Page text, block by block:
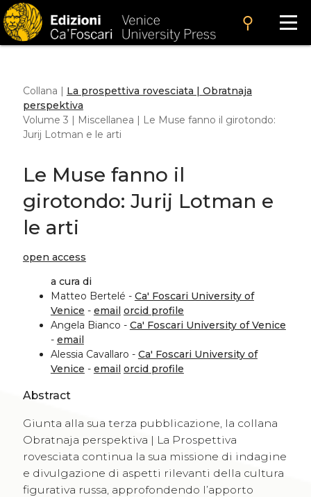
search
Collana | La prospettiva rovesciata | Obratnaja
perspektiva
Volume 3 | Miscellanea | Le Muse fanno il girotondo:
Jurij Lotman e le arti
Le Muse fanno il
girotondo: Jurij Lotman e
le arti
open access
a cura di
Matteo Bertelé - Ca' Foscari University of
Venice - email orcid profile
Angela Bianco - Ca' Foscari University of Venice
- email
Alessia Cavallaro - Ca' Foscari University of
Venice - email orcid profile
Abstract
Giunta alla sua terza pubblicazione, la collana
Obratnaja perspektiva | La Prospettiva
rovesciata continua la sua missione di indagine
e divulgazione di aspetti rilevanti della cultura
figurativa russa, approfondendo l’apporto